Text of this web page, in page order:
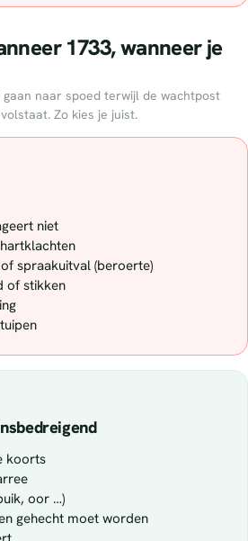
1733, wanneer je
naar spoed terwijl de wachtpost
Zo kies je juist.
niet
spraakuitval (beroerte)
of stikken
koorts
oor …)
gehecht moet worden